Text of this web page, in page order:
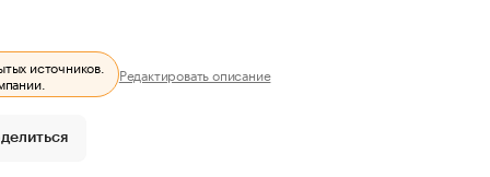
источников.
Редактировать описание